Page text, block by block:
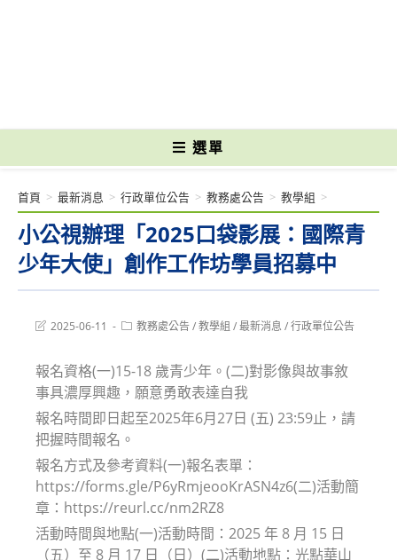
選單
小公視辦理「2025口袋影展：國際青
少年大使」創作工作坊學員招募中
首頁 > 最新消息 > 行政單位公告 > 教務處公告 > 教學組 >
Post2025-06-11
Post教務處公告/教學組 /最新消息 /行政單位公告
報名資格(一)15-18 歲青少年。(二)對影像與故事敘
事具濃厚興趣，願意勇敢表達自我
報名時間即日起至2025年6月27日 (五) 23:59止，請
把握時間報名。
報名方式及參考資料(一)報名表單：
https://forms.gle/P6yRmjeooKrASN4z6(二)活動簡
章：https://reurl.cc/nm2RZ8
活動時間與地點(一)活動時間：2025 年 8 月 15 日
（五）至 8 月 17 日（日）(二)活動地點：光點華山